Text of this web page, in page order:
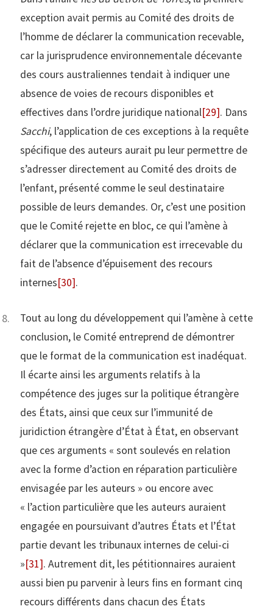
exception avait permis au Comité des droits de
l’homme de déclarer la communication recevable,
car la jurisprudence environnementale décevante
des cours australiennes tendait à indiquer une
absence de voies de recours disponibles et
effectives dans l’ordre juridique national[29]. Dans
Sacchi, l’application de ces exceptions à la requête
spécifique des auteurs aurait pu leur permettre de
s’adresser directement au Comité des droits de
l’enfant, présenté comme le seul destinataire
possible de leurs demandes. Or, c’est une position
que le Comité rejette en bloc, ce qui l’amène à
déclarer que la communication est irrecevable du
fait de l’absence d’épuisement des recours
internes[30].
Tout au long du développement qui l’amène à cette
conclusion, le Comité entreprend de démontrer
que le format de la communication est inadéquat.
Il écarte ainsi les arguments relatifs à la
compétence des juges sur la politique étrangère
des États, ainsi que ceux sur l’immunité de
juridiction étrangère d’État à État, en observant
que ces arguments « sont soulevés en relation
avec la forme d’action en réparation particulière
envisagée par les auteurs » ou encore avec
« l’action particulière que les auteurs auraient
engagée en poursuivant d’autres États et l’État
partie devant les tribunaux internes de celui-ci
»[31]. Autrement dit, les pétitionnaires auraient
aussi bien pu parvenir à leurs fins en formant cinq
recours différents dans chacun des États